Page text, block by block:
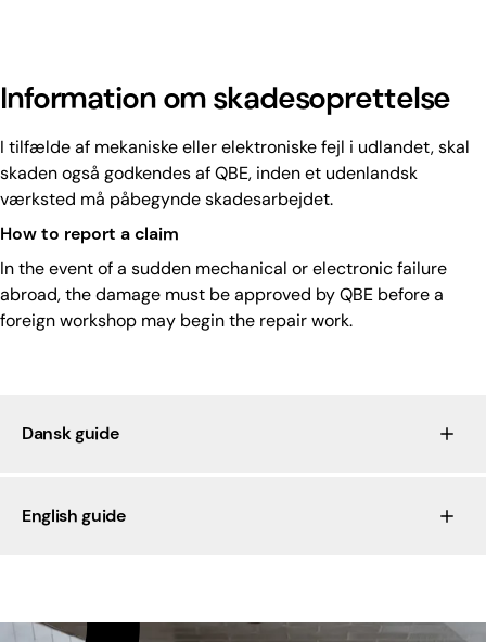
Information om skadesoprettelse
I tilfælde af mekaniske eller elektroniske fejl i udlandet, skal
skaden også godkendes af QBE, inden et udenlandsk
værksted må påbegynde skadesarbejdet.
How to report a claim
In the event of a sudden mechanical or electronic failure
abroad, the damage must be approved by QBE before a
foreign workshop may begin the repair work.​
Dansk guide
English guide